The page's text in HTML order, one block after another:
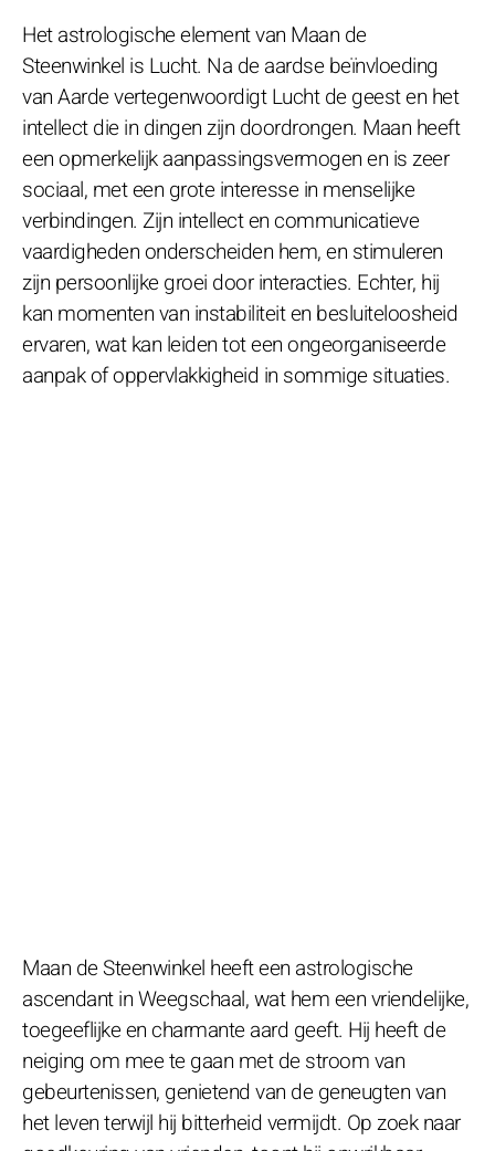
Het astrologische element van Maan de
Steenwinkel is Lucht. Na de aardse beïnvloeding
van Aarde vertegenwoordigt Lucht de geest en het
intellect die in dingen zijn doordrongen. Maan heeft
een opmerkelijk aanpassingsvermogen en is zeer
sociaal, met een grote interesse in menselijke
verbindingen. Zijn intellect en communicatieve
vaardigheden onderscheiden hem, en stimuleren
zijn persoonlijke groei door interacties. Echter, hij
kan momenten van instabiliteit en besluiteloosheid
ervaren, wat kan leiden tot een ongeorganiseerde
aanpak of oppervlakkigheid in sommige situaties.
Maan de Steenwinkel heeft een astrologische
ascendant in Weegschaal, wat hem een vriendelijke,
toegeeflijke en charmante aard geeft. Hij heeft de
neiging om mee te gaan met de stroom van
gebeurtenissen, genietend van de geneugten van
het leven terwijl hij bitterheid vermijdt. Op zoek naar